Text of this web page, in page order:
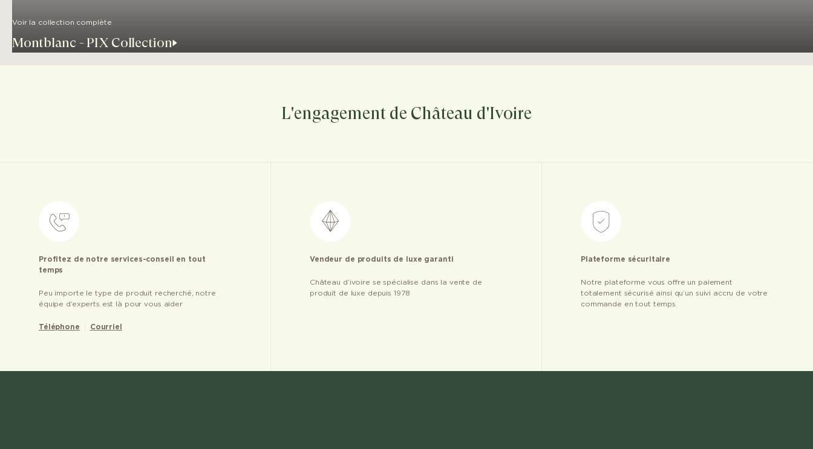
Voir la collection complète
Montblanc - PIX Collection
L'engagement de Château d'Ivoire
Profitez de notre services-conseil en tout
temps
Peu importe le type de produit recherché, notre
équipe d’experts est là pour vous aider
Téléphone Courriel
Vendeur de produits de luxe garanti
Château d’ivoire se spécialise dans la vente de
produit de luxe depuis 1978
Plateforme sécuritaire
Notre plateforme vous offre un paiement
totalement sécurisé ainsi qu’un suivi accru de votre
commande en tout temps